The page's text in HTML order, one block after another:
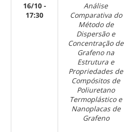
16/10 -
17:30
Análise
Comparativa do
Método de
Dispersão e
Concentração de
Grafeno na
Estrutura e
Propriedades de
Compósitos de
Poliuretano
Termoplástico e
Nanoplacas de
Grafeno